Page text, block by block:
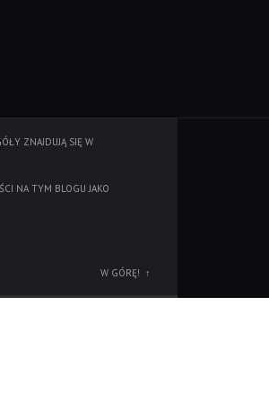
ZNAJDUJĄ SIĘ W
NA TYM BLOGU JAKO
W GÓRĘ!